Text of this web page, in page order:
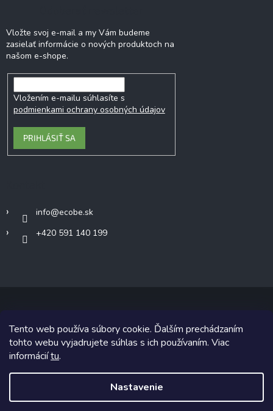
Tento web používa súbory cookie. Ďalším prechádzaním
tohto webu vyjadrujete súhlas s ich používaním. Viac
informáciítu.
Nastavenie
Vložte svoj e-mail a my Vám budeme
zasielať informácie o nových produktoch na
našom e-shope.
Vložením e-mailu súhlasíte s
podmienkami ochrany osobných údajov
PRIHLÁSIŤ SA
info@ecobe.sk
+420 591 140 199
Copyright 2026Ecobe.sk. Všetky práva vyhradené.
Grafický návrh vytvoril a na Shoptet implementoval
Shoptetak.cz.